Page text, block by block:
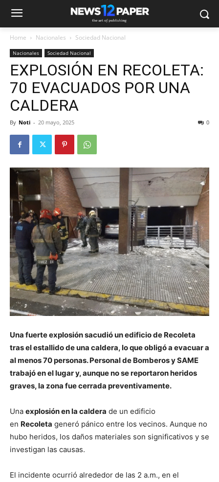
Home Nacionales Sociedad Nacional
Nacionales Sociedad Nacional
EXPLOSIÓN EN RECOLETA:
70 EVACUADOS POR UNA
CALDERA
By Noti - 20 mayo, 2025 0
Una fuerte explosión sacudió un edificio de Recoleta
tras el estallido de una caldera, lo que obligó a evacuar a
al menos 70 personas. Personal de Bomberos y SAME
trabajó en el lugar y, aunque no se reportaron heridos
graves, la zona fue cerrada preventivamente.
Una explosión en la caldera de un edificio
en Recoleta generó pánico entre los vecinos. Aunque no
hubo heridos, los daños materiales son significativos y se
investigan las causas.
El incidente ocurrió alrededor de las 2 a.m., en el